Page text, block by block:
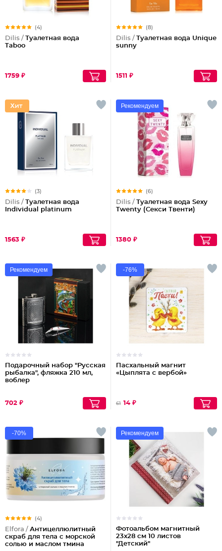
(4)
Dilis / Туалетная вода
Taboo
1759 ₽
(8)
Dilis / Туалетная вода Unique
sunny
1511 ₽
(3)
Dilis / Туалетная вода
Individual platinum
1563 ₽
Рекомендуем
(6)
Dilis / Туалетная вода Sexy
Twenty (Секси Твенти)
1380 ₽
Рекомендуем
Подарочный набор "Русская
рыбалка", фляжка 210 мл,
воблер
702 ₽
-76%
Пасхальный магнит
«Цыплята с вербой»
61 14 ₽
-70%
(4)
Elfora / Антицеллюлитный
скраб для тела с морской
солью и маслом тмина
Рекомендуем
Фотоальбом магнитный
23х28 см 10 листов
"Детский"